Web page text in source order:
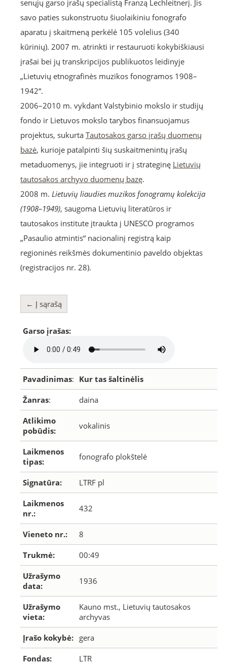
senųjų garso įrašų specialistą Franzą Lechleitnerį. Jis
savo paties sukonstruotu šiuolaikiniu fonografo
aparatu į skaitmeną perkėlė 105 volelius (340
kūrinių). 2007 m. atrinkti ir restauruoti kokybiškiausi
įrašai bei jų transkripcijos publikuotos leidinyje
„Lietuvių etnografinės muzikos fonogramos 1908–
1942“.
2006–2010 m. vykdant Valstybinio mokslo ir studijų
fondo ir Lietuvos mokslo tarybos finansuojamus
projektus, sukurta Tautosakos garso įrašų duomenų
bazė, kurioje patalpinti šių suskaitmenintų įrašų
metaduomenys, jie integruoti ir į strateginę Lietuvių
tautosakos archyvo duomenų bazę.
2008 m. Lietuvių liaudies muzikos fonogramų kolekcija
(1908–1949), saugoma Lietuvių literatūros ir
tautosakos institute įtraukta į UNESCO programos
„Pasaulio atmintis“ nacionalinį registrą kaip
regioninės reikšmės dokumentinio paveldo objektas
(registracijos nr. 28).
← Į sąrašą
Garso įrašas:
Pavadinimas: Kur tas šaltinėlis
Žanras: daina
Atlikimo
pobūdis:
vokalinis
Laikmenos
tipas:
fonografo plokštelė
Signatūra: LTRF pl
Laikmenos
nr.:
432
Vieneto nr.: 8
Trukmė: 00:49
Užrašymo
data:
1936
Užrašymo
vieta:
Kauno mst., Lietuvių tautosakos
archyvas
Įrašo kokybė: gera
Fondas: LTR